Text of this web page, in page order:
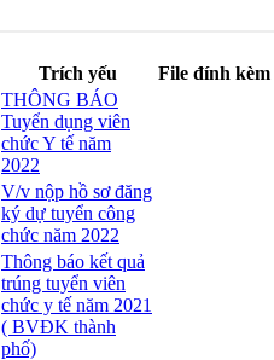
Trích yếu File đính kèm
THÔNG BÁO
Tuyển dụng viên
chức Y tế năm
2022
V/v nộp hồ sơ đăng
ký dự tuyển công
chức năm 2022
Thông báo kết quả
trúng tuyển viên
chức y tế năm 2021
( BVĐK thành
phố)